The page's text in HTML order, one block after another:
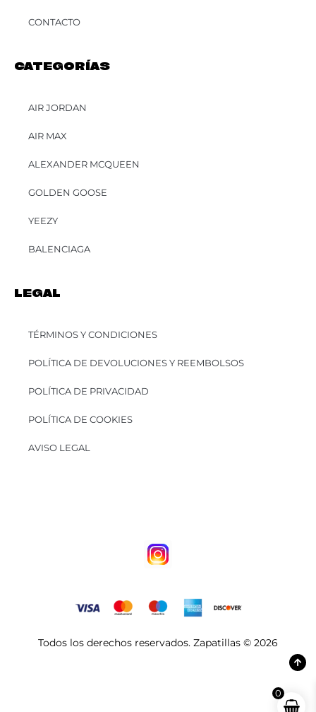
CONTACTO
CATEGORÍAS
AIR JORDAN
AIR MAX
ALEXANDER MCQUEEN
GOLDEN GOOSE
YEEZY
BALENCIAGA
LEGAL
TÉRMINOS Y CONDICIONES
POLÍTICA DE DEVOLUCIONES Y REEMBOLSOS
POLÍTICA DE PRIVACIDAD
POLÍTICA DE COOKIES
AVISO LEGAL
Todos los derechos reservados. Zapatillas © 2026
0